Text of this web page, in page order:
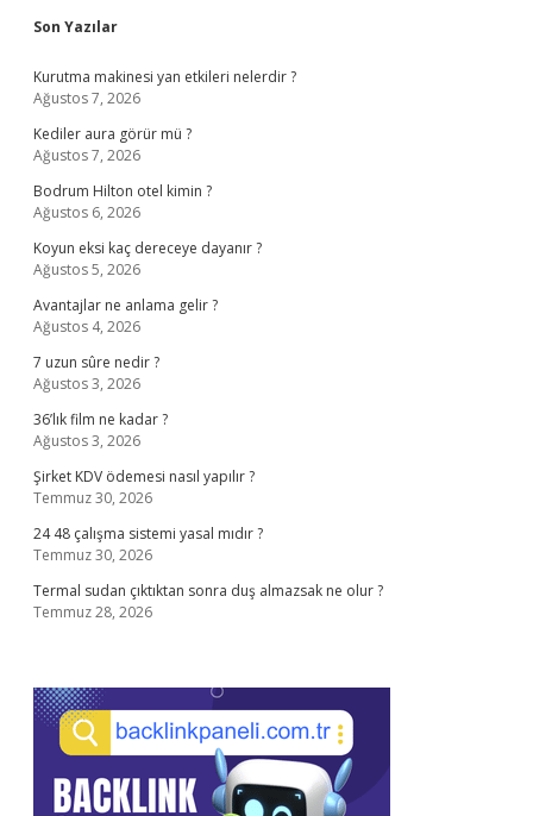
Sidebar
Son Yazılar
Kurutma makinesi yan etkileri nelerdir ?
Ağustos 7, 2026
Kediler aura görür mü ?
Ağustos 7, 2026
Bodrum Hilton otel kimin ?
Ağustos 6, 2026
Koyun eksi kaç dereceye dayanır ?
Ağustos 5, 2026
Avantajlar ne anlama gelir ?
Ağustos 4, 2026
7 uzun sûre nedir ?
Ağustos 3, 2026
36’lık film ne kadar ?
Ağustos 3, 2026
Şirket KDV ödemesi nasıl yapılır ?
Temmuz 30, 2026
24 48 çalışma sistemi yasal mıdır ?
Temmuz 30, 2026
Termal sudan çıktıktan sonra duş almazsak ne olur ?
Temmuz 28, 2026